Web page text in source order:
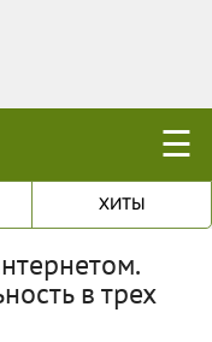
☰
ХИТЫ
в трех